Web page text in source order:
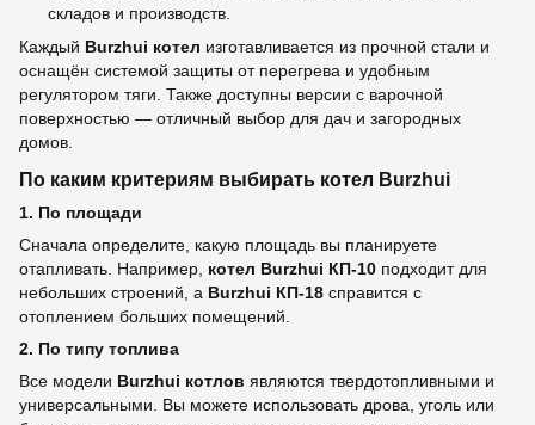
складов и производств.
Каждый Burzhui котел изготавливается из прочной стали и
оснащён системой защиты от перегрева и удобным
регулятором тяги. Также доступны версии с варочной
поверхностью — отличный выбор для дач и загородных
домов.
По каким критериям выбирать котел Burzhui
1. По площади
Сначала определите, какую площадь вы планируете
отапливать. Например, котел Burzhui КП-10 подходит для
небольших строений, а Burzhui КП-18 справится с
отоплением больших помещений.
2. По типу топлива
Все модели Burzhui котлов являются твердотопливными и
универсальными. Вы можете использовать дрова, уголь или